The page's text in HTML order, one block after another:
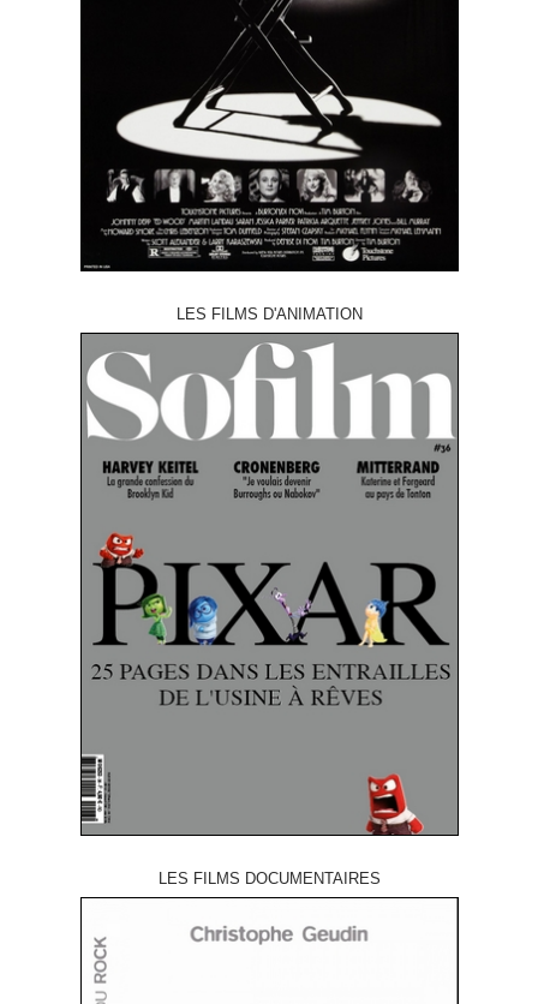
LES FILMS D'ANIMATION
LES FILMS DOCUMENTAIRES